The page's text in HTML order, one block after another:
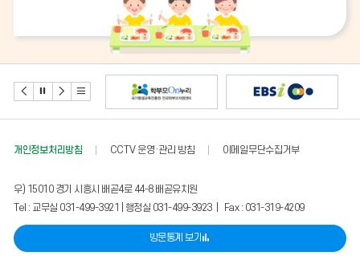
개인정보처리방침 CCTV 운영·관리 방침 이메일무단수집거부
우) 15010 경기 시흥시 배곧4로 44-8 배곧유치원
Tel : 교무실 031-499-3921 | 행정실 031-499-3923 | Fax : 031-319-4209
방문통계 보기